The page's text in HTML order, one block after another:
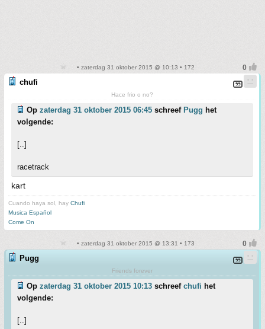
• zaterdag 31 oktober 2015 @ 10:13 • 172
chufi
Hace frio o no?
Op zaterdag 31 oktober 2015 06:45 schreef Pugg het
volgende:
[..]
racetrack
kart
Cuando haya sol, hay Chufi
Musica Español
Come On
• zaterdag 31 oktober 2015 @ 13:31 • 173
Pugg
Friends forever
Op zaterdag 31 oktober 2015 10:13 schreef chufi het
volgende:
[..]